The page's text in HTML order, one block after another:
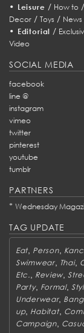
• Leisure / How to/
Decor / Toys / News
• Editorial /
Video
SOCIAL MEDIA
facebook
line @
instagram
vimeo
twitter
pinterest
youtube
tumblr
PARTNERS
* Wednesday
TAG UPDATE
Eat Person,
Swimwear, Thai,
Etc. Review,
Party, Formal,
Underwear,
up, Habitat,
Campaign,